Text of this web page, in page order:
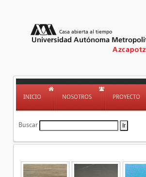
INICIO NOSOTROS PROYECTO
Buscar